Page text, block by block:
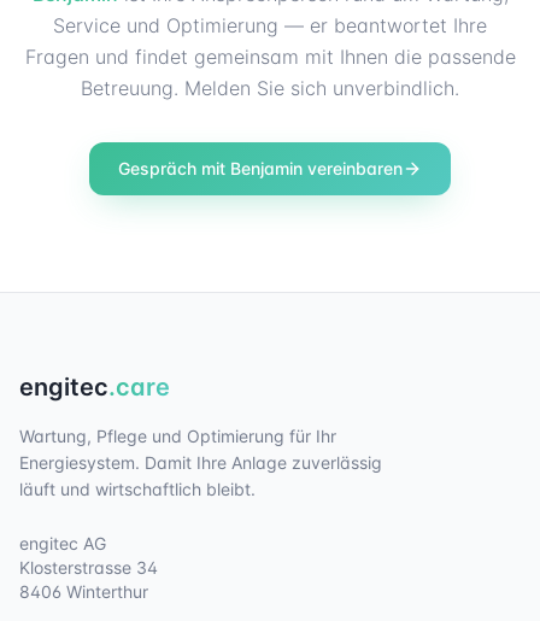
Service und Optimierung — er beantwortet Ihre
Fragen und findet gemeinsam mit Ihnen die passende
Betreuung. Melden Sie sich unverbindlich.
Gespräch mit Benjamin vereinbaren
engitec.care
Wartung, Pflege und Optimierung für Ihr
Energiesystem. Damit Ihre Anlage zuverlässig
läuft und wirtschaftlich bleibt.
engitec AG
Klosterstrasse 34
8406 Winterthur